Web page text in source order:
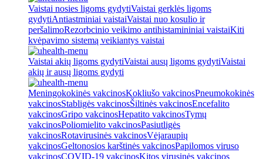
Vaistai nosies ligoms gydytiVaistai gerklės ligoms
gydytiAntiastminiai vaistaiVaistai nuo kosulio ir
peršalimoRezorbcinio veikimo antihistamininiai vaistaiKiti
kvėpavimo sistemą veikiantys vaistai
Vaistai akių ligoms gydytiVaistai ausų ligoms gydytiVaistai
akių ir ausų ligoms gydyti
Meningokokinės vakcinosKokliušo vakcinosPneumokokinės
vakcinosStabligės vakcinosŠiltinės vakcinosEncefalito
vakcinosGripo vakcinosHepatito vakcinosTymų
vakcinosPoliomielito vakcinosPasiutligės
vakcinosRotavirusinės vakcinosVėjaraupių
vakcinosGeltonosios karštinės vakcinosPapilomos viruso
vakcinosCOVID-19 vakcinosKitos virusinės vakcinos